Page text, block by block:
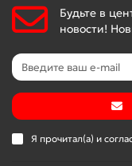
Будьте в
новости!
Я прочитал(а) и